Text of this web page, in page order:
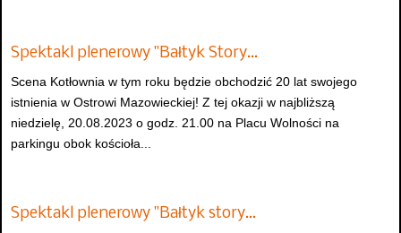
Spektakl plenerowy "Bałtyk Story…
Scena Kotłownia w tym roku będzie obchodzić 20 lat swojego
istnienia w Ostrowi Mazowieckiej! Z tej okazji w najbliższą
niedzielę, 20.08.2023 o godz. 21.00 na Placu Wolności na
parkingu obok kościoła...
Spektakl plenerowy "Bałtyk story…